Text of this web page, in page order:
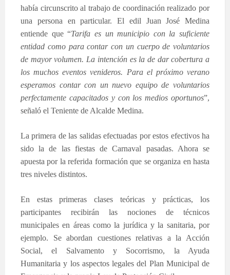
había circunscrito al trabajo de coordinación realizado por
una persona en particular. El edil Juan José Medina
entiende que “Tarifa es un municipio con la suficiente
entidad como para contar con un cuerpo de voluntarios
de mayor volumen. La intención es la de dar cobertura a
los muchos eventos venideros. Para el próximo verano
esperamos contar con un nuevo equipo de voluntarios
perfectamente capacitados y con los medios oportunos”,
señaló el Teniente de Alcalde Medina.
La primera de las salidas efectuadas por estos efectivos ha
sido la de las fiestas de Carnaval pasadas. Ahora se
apuesta por la referida formación que se organiza en hasta
tres niveles distintos.
En estas primeras clases teóricas y prácticas, los
participantes recibirán las nociones de técnicos
municipales en áreas como la jurídica y la sanitaria, por
ejemplo. Se abordan cuestiones relativas a la Acción
Social, el Salvamento y Socorrismo, la Ayuda
Humanitaria y los aspectos legales del Plan Municipal de